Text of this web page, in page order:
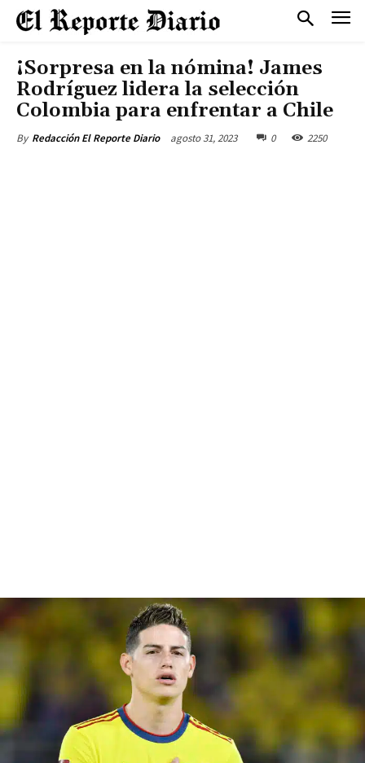
¡Sorpresa en la nómina! James
Rodríguez lidera la selección
Colombia para enfrentar a Chile
By Redacción El Reporte Diario agosto 31, 2023 0 2250